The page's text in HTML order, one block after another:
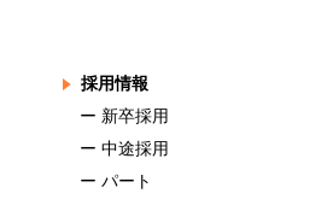
採用情報
ー 新卒採用
ー 中途採用
ー パート